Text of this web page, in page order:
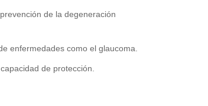
de la degeneración
enfermedades como el glaucoma.
de protección.